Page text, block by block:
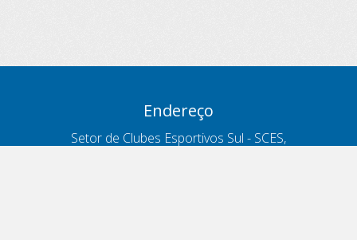
Endereço
Setor de Clubes Esportivos Sul - SCES,